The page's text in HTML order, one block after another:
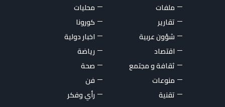
ملفات
محليات
تقارير
كورونا
شؤون عربية
اخبار دولية
اقتصاد
رياضة
ثقافة و مجتمع
صحة
منوعات
فن
تقنية
رأي وفكر